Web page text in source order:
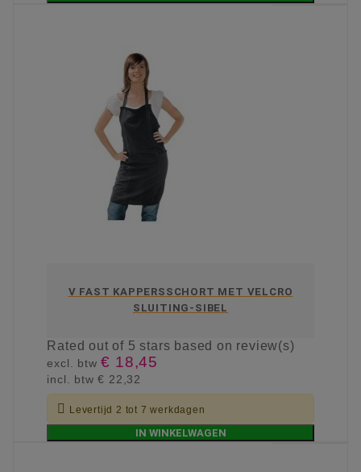
V FAST KAPPERSSCHORT MET VELCRO
SLUITING-SIBEL
Ratedout of 5 stars based on review(s)
excl. btw€ 18,45
incl. btw€ 22,32
 Levertijd 2 tot 7 werkdagen
IN WINKELWAGEN